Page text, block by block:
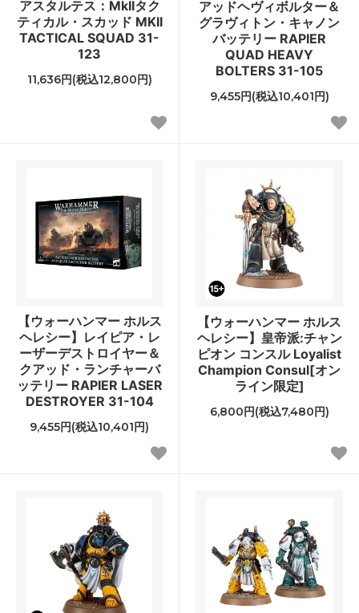
アスタルテス：MkIIタク
ティカル・スカッド MKII
TACTICAL SQUAD 31-
123
11,636円(税込12,800円)
アッドヘヴィボルター＆
グラヴィトン・キャノン
バッテリー RAPIER
QUAD HEAVY
BOLTERS 31-105
9,455円(税込10,401円)
【ウォーハンマー ホルス
ヘレシー】レイピア・レ
ーザーデストロイヤー＆
クアッド・ランチャーバ
ッテリー RAPIER LASER
DESTROYER 31-104
9,455円(税込10,401円)
【ウォーハンマー ホルス
ヘレシー】皇帝派:チャン
ピオン コンスル Loyalist
Champion Consul[オン
ライン限定]
6,800円(税込7,480円)